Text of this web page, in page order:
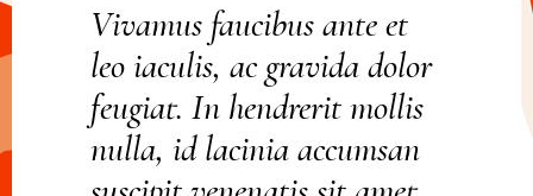
Vivamus faucibus ante et
leo iaculis, ac gravida dolor
feugiat. In hendrerit mollis
nulla, id lacinia accumsan